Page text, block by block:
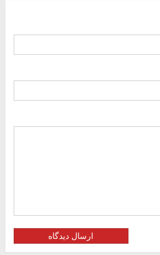
ارسال دیدگاه